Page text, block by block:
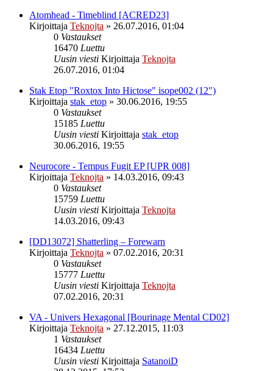
Atomhead - Timeblind [ACRED23]
Kirjoittaja Teknojta » 26.07.2016, 01:04
0 Vastaukset
16470 Luettu
Uusin viesti Kirjoittaja Teknojta
26.07.2016, 01:04
Stak Etop "Roxtox Into Hictose" isope002 (12")
Kirjoittaja stak_etop » 30.06.2016, 19:55
0 Vastaukset
15185 Luettu
Uusin viesti Kirjoittaja stak_etop
30.06.2016, 19:55
Neurocore - Tempus Fugit EP [UPR 008]
Kirjoittaja Teknojta » 14.03.2016, 09:43
0 Vastaukset
15759 Luettu
Uusin viesti Kirjoittaja Teknojta
14.03.2016, 09:43
[DD13072] Shatterling – Forewarn
Kirjoittaja Teknojta » 07.02.2016, 20:31
0 Vastaukset
15777 Luettu
Uusin viesti Kirjoittaja Teknojta
07.02.2016, 20:31
VA - Univers Hexagonal [Bourinage Mental CD02]
Kirjoittaja Teknojta » 27.12.2015, 11:03
1 Vastaukset
16434 Luettu
Uusin viesti Kirjoittaja SatanoiD